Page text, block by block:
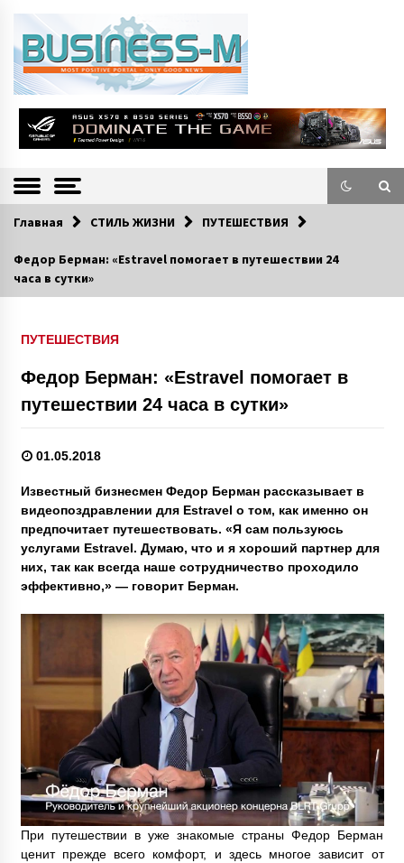
BUSINESS-M
—
Информацио
нно-деловой
экономической и культурной жизни Эстонии и зарубежных стран.
Главная СТИЛЬ ЖИЗНИ ПУТЕШЕСТВИЯ
Федор Берман: «Estravel помогает в путешествии 24
часа в сутки»
ПУТЕШЕСТВИЯ
Федор Берман: «Estravel помогает в
путешествии 24 часа в сутки»
01.05.2018
Известный бизнесмен Федор Берман рассказывает в
видеопоздравлении для Estravel о том, как именно он
предпочитает путешествовать. «Я сам пользуюсь
услугами Estravel. Думаю, что и я хороший партнер для
них, так как всегда наше сотрудничество проходило
эффективно,» — говорит Берман.
При путешествии в уже знакомые страны Федор Берман
ценит прежде всего комфорт, и здесь многое зависит от